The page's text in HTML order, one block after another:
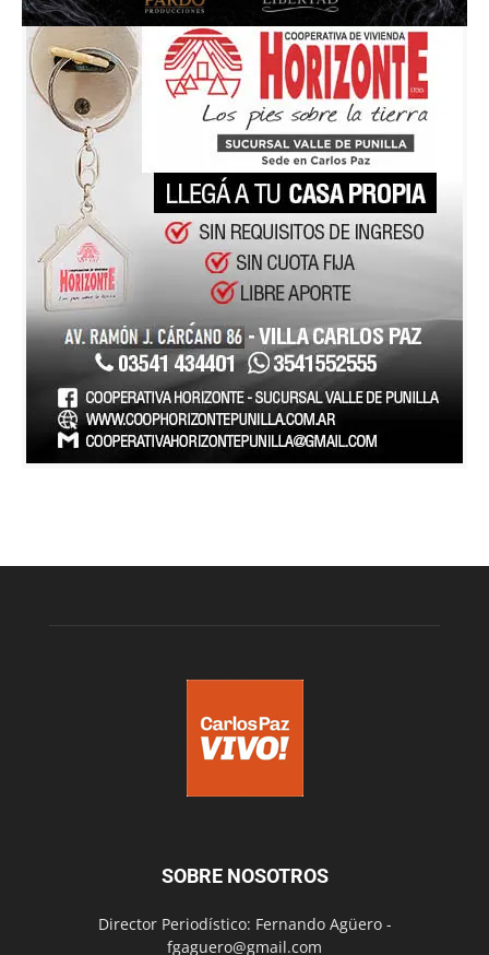
SOBRE NOSOTROS
Director Periodístico: Fernando Agüero -
fgaguero@gmail.com